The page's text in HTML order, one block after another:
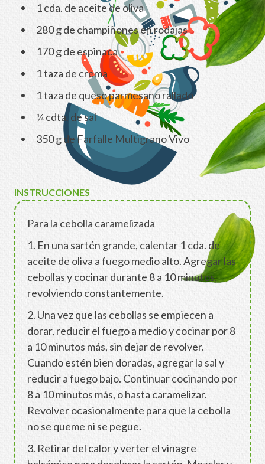
1 cda. de aceite de oliva
280 g de champiñones en rodajas
170 g de espinaca
1 taza de crema
1 taza de queso parmesano rallado
¼ cdta. de sal
350 g de Farfalle Multigrano Vivo
INSTRUCCIONES
Para la cebolla caramelizada
1. En una sartén grande, calentar 1 cda. de
aceite de oliva a fuego medio alto. Agregar las
cebollas y cocinar durante 8 a 10 minutos,
revolviendo constantemente.
2. Una vez que las cebollas se empiecen a
dorar, reducir el fuego a medio y cocinar por 8
a 10 minutos más, sin dejar de revolver.
Cuando estén bien doradas, agregar la sal y
reducir a fuego bajo. Continuar cocinando por
8 a 10 minutos más, o hasta caramelizar.
Revolver ocasionalmente para que la cebolla
no se queme ni se pegue.
3. Retirar del calor y verter el vinagre